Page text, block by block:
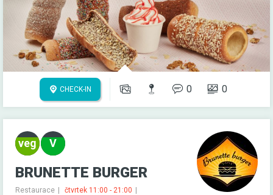
CHECK-IN 0 0
BRUNETTE BURGER
Restaurace
čtvrtek 11:00 - 21:00